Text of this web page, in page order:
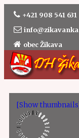
+421 908 541 631
obec Žikava
[Show